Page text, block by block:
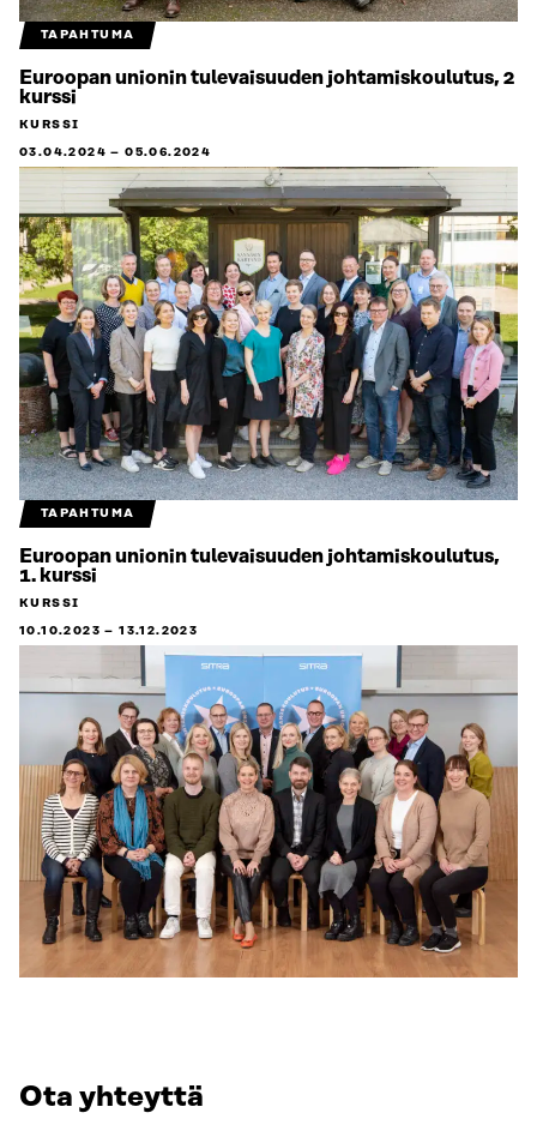
TAPAHTUMA
Euroopan unionin tulevaisuuden johtamiskoulutus, 2
kurssi
KURSSI
03.04.2024 –05.06.2024
TAPAHTUMA
Euroopan unionin tulevaisuuden johtamiskoulutus,
1. kurssi
KURSSI
10.10.2023 –13.12.2023
Ota yhteyttä